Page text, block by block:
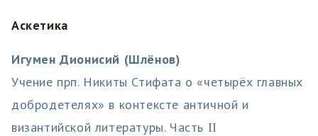
Аскетика
Игумен Дионисий (Шлёнов)
Учение прп. Никиты Стифата о «четырёх главных
добродетелях» в контексте античной и
византийской литературы. Часть ΙΙ